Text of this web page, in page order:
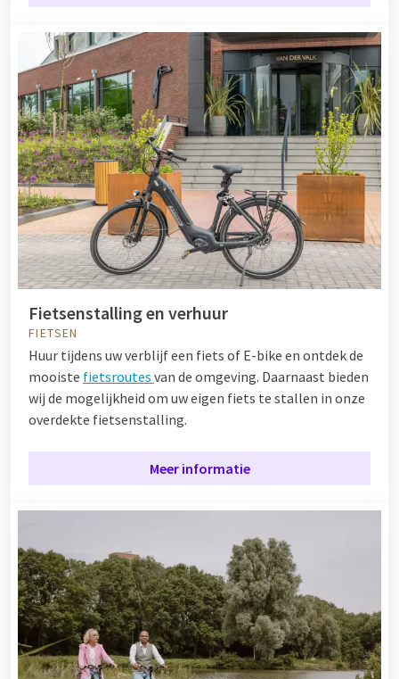
Fietsenstalling en verhuur
FIETSEN
Huur tijdens uw verblijf een fiets of E-bike en ontdek de
mooiste fietsroutes van de omgeving. Daarnaast bieden
wij de mogelijkheid om uw eigen fiets te stallen in onze
overdekte fietsenstalling.
Meer informatie